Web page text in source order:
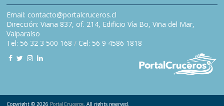
Email: contacto@portalcruceros.cl
Dirección: Viana 837, of. 214, Edificio Vía Bo, Viña del Mar,
Valparaíso
Tel: 56 32 3 500 168 / Cel: 56 9 4586 1818
Copyright © 2026 PortalCruceros. All rights reserved.